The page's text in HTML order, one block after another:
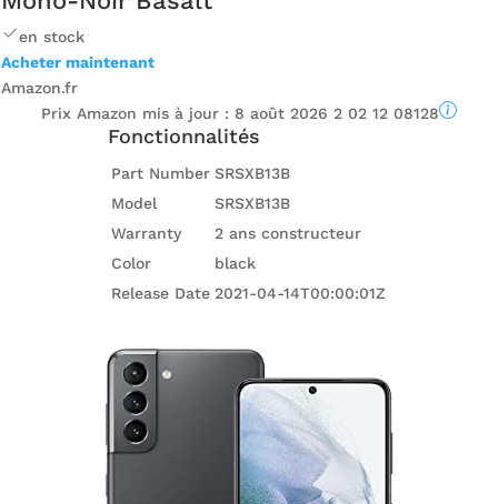
en stock
Acheter maintenant
Amazon.fr
Prix ​​Amazon mis à jour : 8 août 2026 2 02 12 08128
Fonctionnalités
Part Number SRSXB13B
Model
SRSXB13B
Warranty
2 ans constructeur
Color
black
Release Date 2021-04-14T00:00:01Z